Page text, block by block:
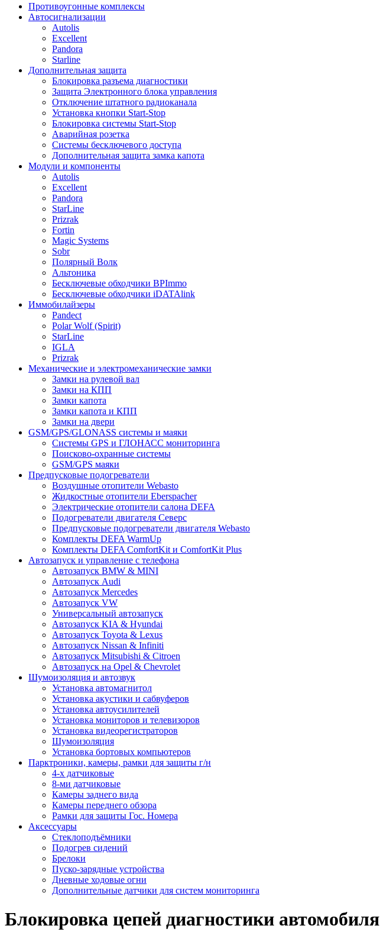
Противоугонные комплексы
Автосигнализации
Autolis
Excellent
Pandora
Starline
Дополнительная защита
Блокировка разъема диагностики
Защита Электронного блока управления
Отключение штатного радиоканала
Установка кнопки Start-Stop
Блокировка системы Start-Stop
Аварийная розетка
Системы бесключевого доступа
Дополнительная защита замка капота
Модули и компоненты
Autolis
Excellent
Pandora
StarLine
Prizrak
Fortin
Magic Systems
Sobr
Полярный Волк
Альтоника
Бесключевые обходчики BPImmo
Бесключевые обходчики iDATAlink
Иммобилайзеры
Pandect
Polar Wolf (Spirit)
StarLine
IGLA
Prizrak
Механические и электромеханические замки
Замки на рулевой вал
Замки на КПП
Замки капота
Замки капота и КПП
Замки на двери
GSM/GPS/GLONASS системы и маяки
Системы GPS и ГЛОНАСС мониторинга
Поисково-охранные системы
GSM/GPS маяки
Предпусковые подогреватели
Воздушные отопители Webasto
Жидкостные отопители Eberspacher
Электрические отопители салона DEFA
Подогреватели двигателя Северс
Предпусковые подогреватели двигателя Webasto
Комплекты DEFA WarmUp
Комплекты DEFA ComfortKit и ComfortKit Plus
Автозапуск и управление с телефона
Автозапуск BMW & MINI
Автозапуск Audi
Автозапуск Mercedes
Автозапуск VW
Универсальный автозапуск
Автозапуск KIA & Hyundai
Автозапуск Toyota & Lexus
Автозапуск Nissan & Infiniti
Автозапуск Mitsubishi & Citroen
Автозапуск на Opel & Chevrolet
Шумоизоляция и автозвук
Установка автомагнитол
Установка акустики и сабвуферов
Установка автоусилителей
Установка мониторов и телевизоров
Установка видеорегистраторов
Шумоизоляция
Установка бортовых компьютеров
Парктроники, камеры, рамки для защиты г/н
4-х датчиковые
8-ми датчиковые
Камеры заднего вида
Камеры переднего обзора
Рамки для защиты Гос. Номера
Аксессуары
Стеклоподъёмники
Подогрев сидений
Брелоки
Пуско-зарядные устройства
Дневные ходовые огни
Дополнительные датчики для систем мониторинга
Блокировка цепей диагностики автомобиля